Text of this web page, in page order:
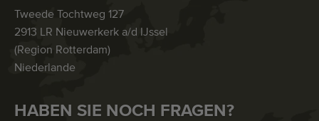
Tweede Tochtweg 127
2913 LR Nieuwerkerk a/d IJssel
(Region Rotterdam)
Niederlande
HABEN SIE NOCH FRAGEN?